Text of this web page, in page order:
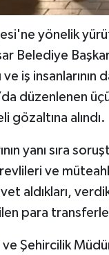
yönelik
Belediye
ve iş
düzenlenen
gözaltına alındı.
yanı sıra
ve
aldıkları,
para
ve Şehircilik